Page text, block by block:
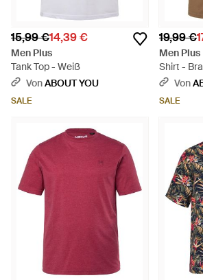
15,99 €14,39 €
Men Plus
Tank Top - Weiß
VonABOUT YOU
SALE
19,99 €
Men Plus
Shirt -
Von
SALE